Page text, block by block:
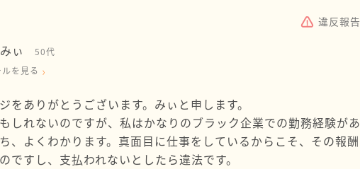
違反報告
みぃ
50代
を見る
をありがとうございます。みぃと申します。
しれないのですが、私はかなりのブラック企業での勤務経験があ
、よくわかります。真面目に仕事をしているからこそ、その報酬
ですし、支払われないとしたら違法です。